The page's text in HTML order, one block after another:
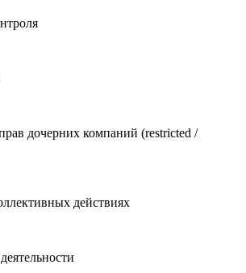
дочерних компаний (restricted /
действиях